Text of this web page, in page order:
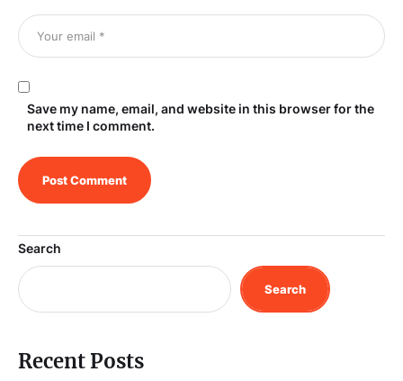
Save my name, email, and website in this browser for the
next time I comment.
Search
Search
Recent Posts